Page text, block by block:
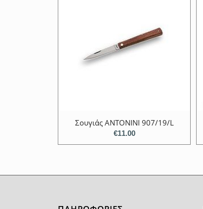
Σουγιάς ANTONINI 907/19/L
€11.00